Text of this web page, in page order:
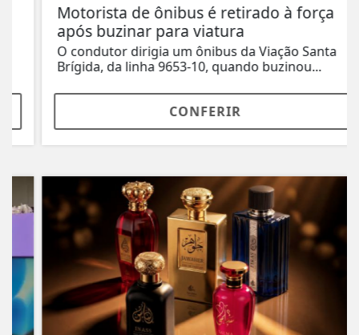
Motorista de ônibus é retirado à força
após buzinar para viatura
O condutor dirigia um ônibus da Viação Santa
Brígida, da linha 9653-10, quando buzinou...
CONFERIR